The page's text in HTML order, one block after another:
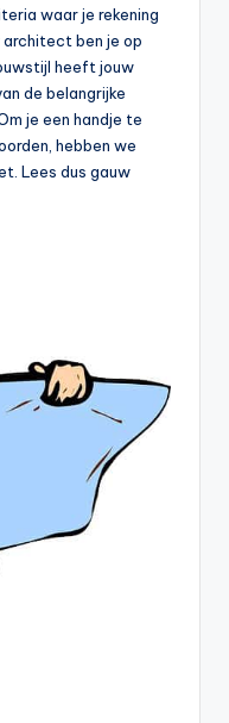
waar je rekening
ben je op
heeft jouw
de belangrijke
je een handje te
hebben we
Lees dus gauw